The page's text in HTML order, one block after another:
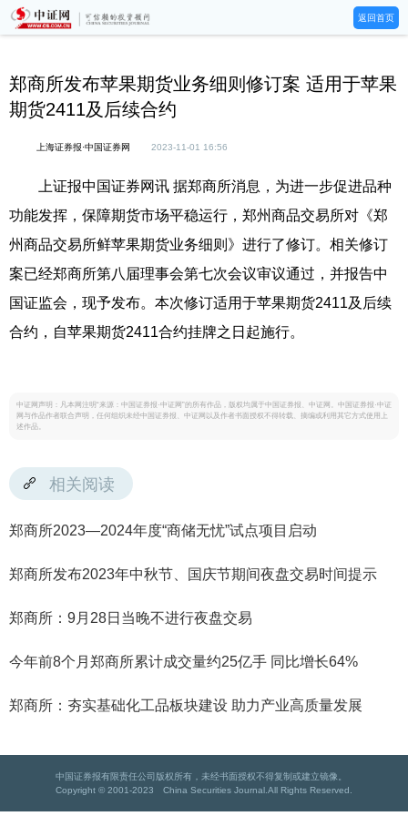
返回首页
郑商所发布苹果期货业务细则修订案 适用于苹果
期货2411及后续合约
上海证券报·中国证券网 2023-11-01 16:56
上证报中国证券网讯 据郑商所消息，为进一步促进品种
功能发挥，保障期货市场平稳运行，郑州商品交易所对《郑
州商品交易所鲜苹果期货业务细则》进行了修订。相关修订
案已经郑商所第八届理事会第七次会议审议通过，并报告中
国证监会，现予发布。本次修订适用于苹果期货2411及后续
合约，自苹果期货2411合约挂牌之日起施行。
中证网声明：凡本网注明“来源：中国证券报·中证网”的所有作品，版权均属于中国证券报、中证网。中国证券报·中证
网与作品作者联合声明，任何组织未经中国证券报、中证网以及作者书面授权不得转载、摘编或利用其它方式使用上
述作品。
相关阅读
郑商所2023—2024年度“商储无忧”试点项目启动
郑商所发布2023年中秋节、国庆节期间夜盘交易时间提示
郑商所：9月28日当晚不进行夜盘交易
今年前8个月郑商所累计成交量约25亿手 同比增长64%
郑商所：夯实基础化工品板块建设 助力产业高质量发展
中国证券报有限责任公司版权所有，未经书面授权不得复制或建立镜像。
Copyright © 2001-2023 China Securities Journal.All Rights Reserved.